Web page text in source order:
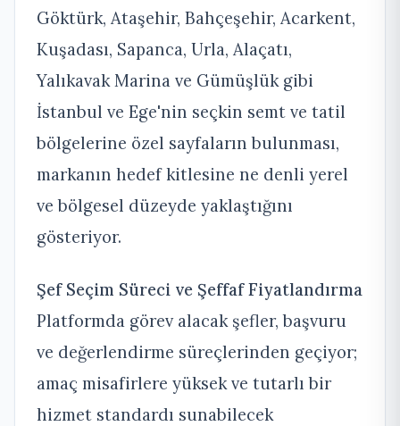
Göktürk, Ataşehir, Bahçeşehir, Acarkent,
Kuşadası, Sapanca, Urla, Alaçatı,
Yalıkavak Marina ve Gümüşlük gibi
İstanbul ve Ege'nin seçkin semt ve tatil
bölgelerine özel sayfaların bulunması,
markanın hedef kitlesine ne denli yerel
ve bölgesel düzeyde yaklaştığını
gösteriyor.
Şef Seçim Süreci ve Şeffaf Fiyatlandırma
Platformda görev alacak şefler, başvuru
ve değerlendirme süreçlerinden geçiyor;
amaç misafirlere yüksek ve tutarlı bir
hizmet standardı sunabilecek